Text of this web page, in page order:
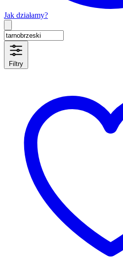
Jak działamy?
Filtry